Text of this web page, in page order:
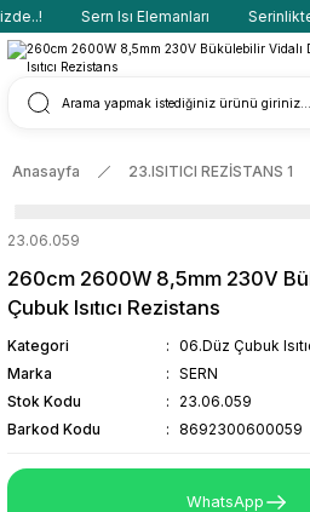
Sern Isı Elemanları
Anasayfa 23.ISITICI REZİSTANS 1
23.06.059
260cm 2600W 8,5mm 230V
Çubuk Isıtıcı Rezistans
Kategori
06.Düz Çubuk
Marka
SERN
Stok Kodu
23.06.059
Barkod Kodu
8692300600059
WhatsApp